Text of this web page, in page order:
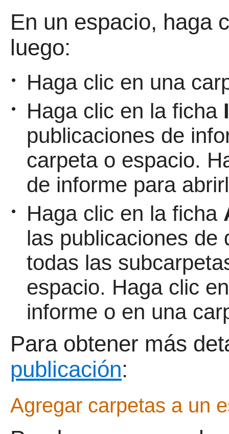
En un espacio, haga
luego:
• Haga clic en una
• Haga clic en la ficha
publicaciones de
carpeta o espacio.
de informe para
• Haga clic en la ficha
las publicaciones de
todas las
espacio. Haga clic
informe o en una
Para obtener más
publicación:
Agregar carpetas a un